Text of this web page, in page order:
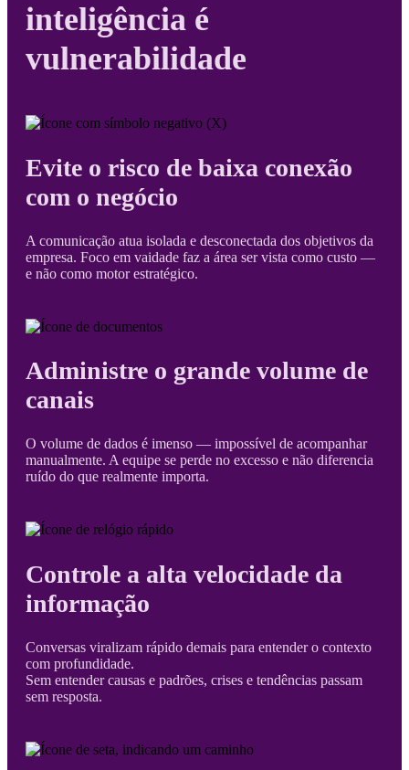
inteligência é
vulnerabilidade
Evite o risco de baixa conexão
com o negócio
A comunicação atua isolada e desconectada dos objetivos da
empresa. Foco em vaidade faz a área ser vista como custo —
e não como motor estratégico.
Administre o grande volume de
canais
O volume de dados é imenso — impossível de acompanhar
manualmente. A equipe se perde no excesso e não diferencia
ruído do que realmente importa.
Controle a alta velocidade da
informação
Conversas viralizam rápido demais para entender o contexto
com profundidade.
Sem entender causas e padrões, crises e tendências passam
sem resposta.